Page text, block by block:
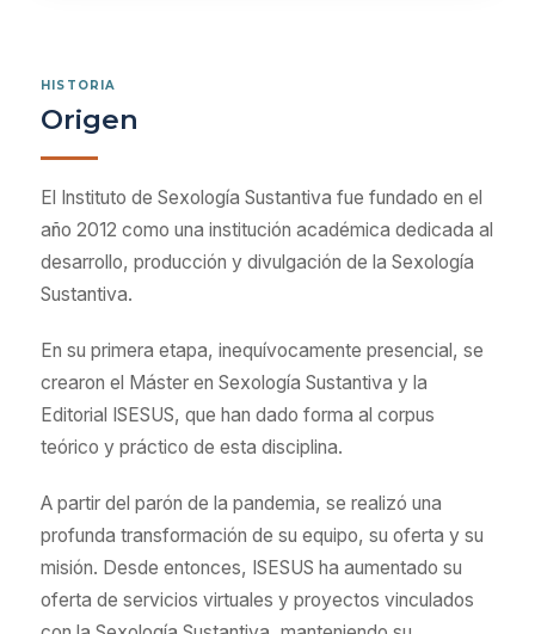
HISTORIA
Origen
El Instituto de Sexología Sustantiva fue fundado en el
año 2012 como una institución académica dedicada al
desarrollo, producción y divulgación de la Sexología
Sustantiva.
En su primera etapa, inequívocamente presencial, se
crearon el Máster en Sexología Sustantiva y la
Editorial ISESUS, que han dado forma al corpus
teórico y práctico de esta disciplina.
A partir del parón de la pandemia, se realizó una
profunda transformación de su equipo, su oferta y su
misión. Desde entonces, ISESUS ha aumentado su
oferta de servicios virtuales y proyectos vinculados